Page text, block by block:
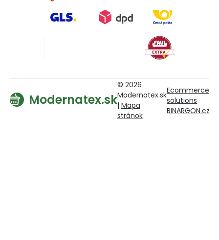
Modernatex.sk
© 2026
Modernatex.sk
| Mapa
stránok
Ecommerce
solutions
BINARGON.cz